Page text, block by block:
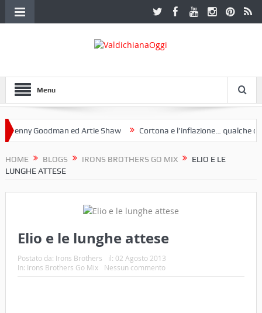
Menu
Goodman ed Artie Shaw Cortona e l’inflazione… qualche
HOME BLOGS IRONS BROTHERS GO MIX
ELIO E LE
LUNGHE ATTESE
Elio e le lunghe attese
Postato da: Irons Brothers il: 02 Agosto 2013
In: Irons Brothers Go Mix Nessun commento